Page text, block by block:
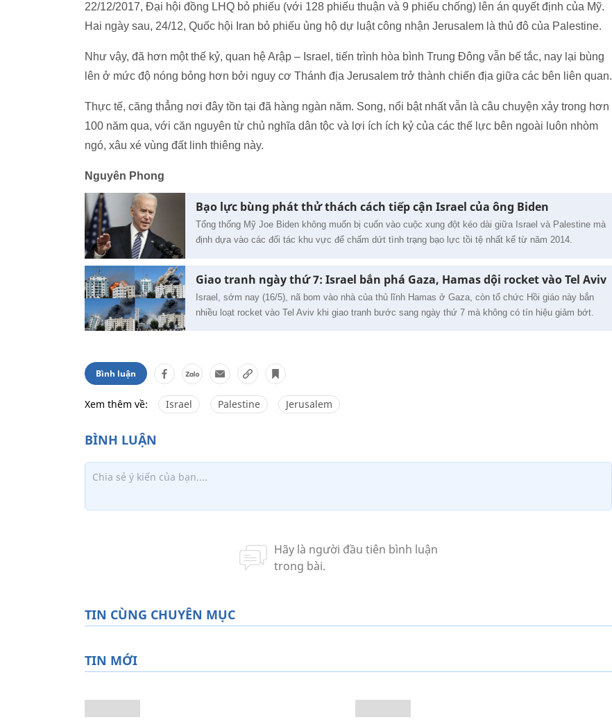
22/12/2017, Đại hội đồng LHQ bỏ phiếu (với 128 phiếu thuận và 9 phiếu chống) lên án quyết định của Mỹ.
Hai ngày sau, 24/12, Quốc hội Iran bỏ phiếu ủng hộ dự luật công nhận Jerusalem là thủ đô của Palestine.
Như vậy, đã hơn một thế kỷ, quan hệ Arập – Israel, tiến trình hòa bình Trung Đông vẫn bế tắc, nay lại bùng
lên ở mức độ nóng bỏng hơn bởi nguy cơ Thánh địa Jerusalem trở thành chiến địa giữa các bên liên quan.
Thực tế, căng thẳng nơi đây tồn tại đã hàng ngàn năm. Song, nổi bật nhất vẫn là câu chuyện xảy trong hơn
100 năm qua, với căn nguyên từ chủ nghĩa dân tộc và lợi ích ích kỷ của các thế lực bên ngoài luôn nhòm
ngó, xâu xé vùng đất linh thiêng này.
Nguyên Phong
Bạo lực bùng phát thử thách cách tiếp cận Israel của ông Biden
Tổng thống Mỹ Joe Biden không muốn bị cuốn vào cuộc xung đột kéo dài giữa Israel và Palestine mà
định dựa vào các đối tác khu vực để chấm dứt tình trạng bạo lực tồi tệ nhất kể từ năm 2014.
Giao tranh ngày thứ 7: Israel bắn phá Gaza, Hamas dội rocket vào Tel Aviv
Israel, sớm nay (16/5), nã bom vào nhà của thủ lĩnh Hamas ở Gaza, còn tổ chức Hồi giáo này bắn
nhiều loạt rocket vào Tel Aviv khi giao tranh bước sang ngày thứ 7 mà không có tín hiệu giảm bớt.
Bình luận
Xem thêm về: Israel Palestine Jerusalem
TIN CÙNG CHUYÊN MỤC
TIN MỚI